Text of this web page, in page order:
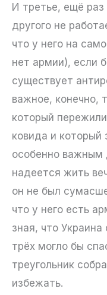
И третье, ещё
другого не
что у него на
нет армии), если
существует
важное, конечно,
который
ковида и который
особенно важным
надеется жить
он не был
что у него есть
зная, что
трёх могло бы
треугольник
избежать.